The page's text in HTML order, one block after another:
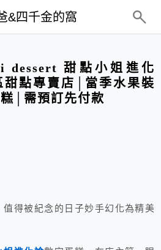
&四千金的窩
dessert 甜點小姐進化
甜點專賣店│當季水果裝
│需預訂先付款
得被紀念的日子妙手幻化為精美